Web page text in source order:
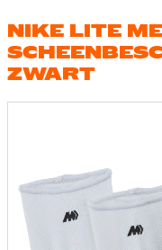
NIKE LITE
ZWART
afbeeldingen-